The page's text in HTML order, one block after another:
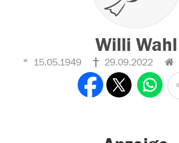
Willi Wahl
15.05.1949 29.09.2022